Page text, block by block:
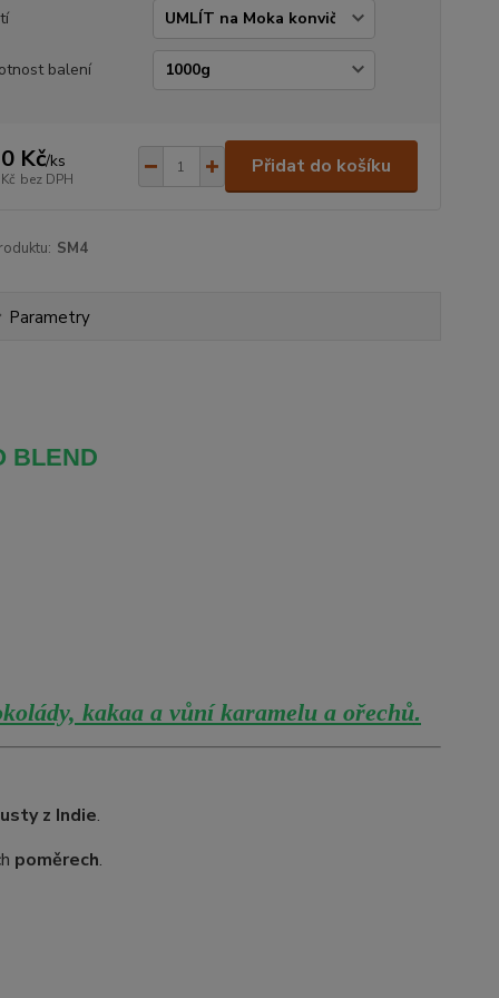
balení
Kč/ks
bez DPH
Přidat do košíku
SM4
Parametry
BLEND
kakaa a vůní karamelu a ořechů.
z Indie.
poměrech.